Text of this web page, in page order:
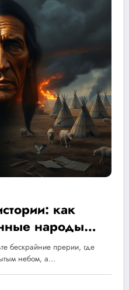
как
народы
бескрайние прерии, где
небом, а…